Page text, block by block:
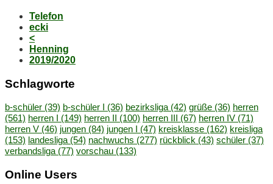
Telefon
ecki
<
Henning
2019/2020
Schlag­wor­te
b-schüler (39) b-schüler I (36) bezirksliga(42) grüße (36) herren
(561) herren I (149) herren II (100) herren III (67) herren IV (71)
herren V (46) jungen (84) jungen I (47) kreisklasse (162) kreisliga
(153) landesliga(54) nachwuchs (277) rückblick (43) schüler (37)
verbandsliga(77) vorschau (133)
On­line Users